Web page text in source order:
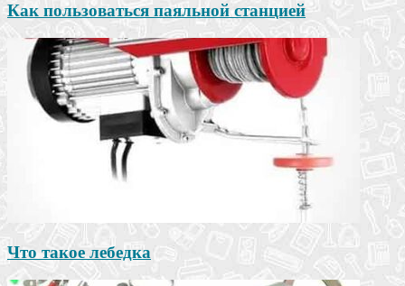
Как пользоваться паяльной станцией
Что такое лебедка